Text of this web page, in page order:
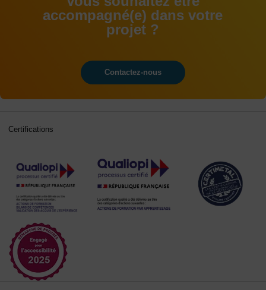
accompagné(e) dans votre
projet ?
Contactez-nous
Certifications